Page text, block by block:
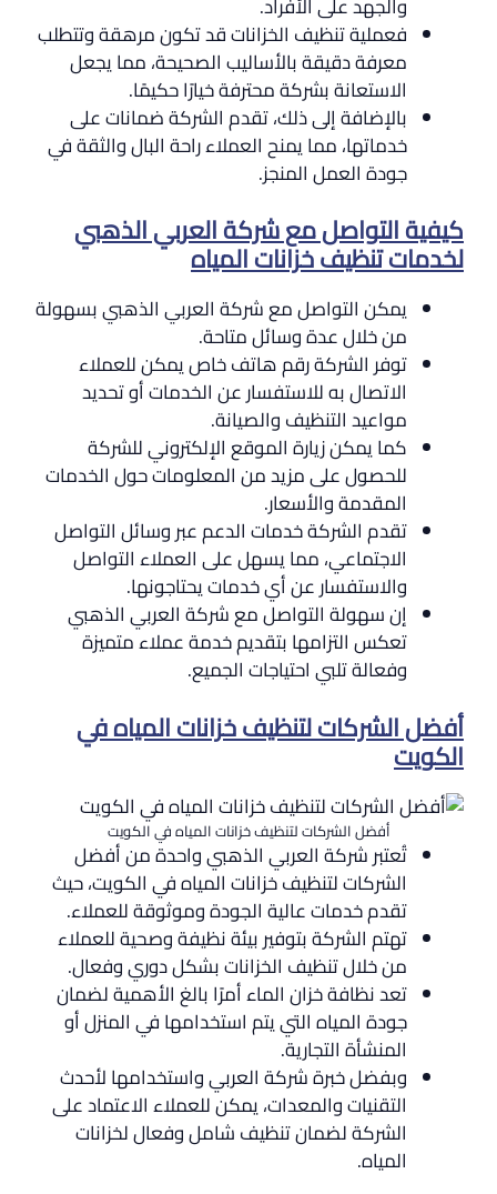
فعملية تنظيف الخزانات قد تكون مرهقة وتتطلب
معرفة دقيقة بالأساليب الصحيحة، مما يجعل
الاستعانة بشركة محترفة خيارًا حكيمًا.
بالإضافة إلى ذلك، تقدم الشركة ضمانات على
خدماتها، مما يمنح العملاء راحة البال والثقة في
جودة العمل المنجز.
كيفية التواصل مع شركة العربي الذهبي
لخدمات تنظيف خزانات المياه
يمكن التواصل مع شركة العربي الذهبي بسهولة
من خلال عدة وسائل متاحة.
توفر الشركة رقم هاتف خاص يمكن للعملاء
الاتصال به للاستفسار عن الخدمات أو تحديد
مواعيد التنظيف والصيانة.
كما يمكن زيارة الموقع الإلكتروني للشركة
للحصول على مزيد من المعلومات حول الخدمات
المقدمة والأسعار.
تقدم الشركة خدمات الدعم عبر وسائل التواصل
الاجتماعي، مما يسهل على العملاء التواصل
والاستفسار عن أي خدمات يحتاجونها.
إن سهولة التواصل مع شركة العربي الذهبي
تعكس التزامها بتقديم خدمة عملاء متميزة
وفعالة تلبي احتياجات الجميع.
أفضل الشركات لتنظيف خزانات المياه في
الكويت
أفضل الشركات لتنظيف خزانات المياه في الكويت
تُعتبر شركة العربي الذهبي واحدة من أفضل
الشركات لتنظيف خزانات المياه في الكويت، حيث
تقدم خدمات عالية الجودة وموثوقة للعملاء.
تهتم الشركة بتوفير بيئة نظيفة وصحية للعملاء
من خلال تنظيف الخزانات بشكل دوري وفعال.
تعد نظافة خزان الماء أمرًا بالغ الأهمية لضمان
جودة المياه التي يتم استخدامها في المنزل أو
المنشأة التجارية.
وبفضل خبرة شركة العربي واستخدامها لأحدث
التقنيات والمعدات، يمكن للعملاء الاعتماد على
الشركة لضمان تنظيف شامل وفعال لخزانات
المياه.